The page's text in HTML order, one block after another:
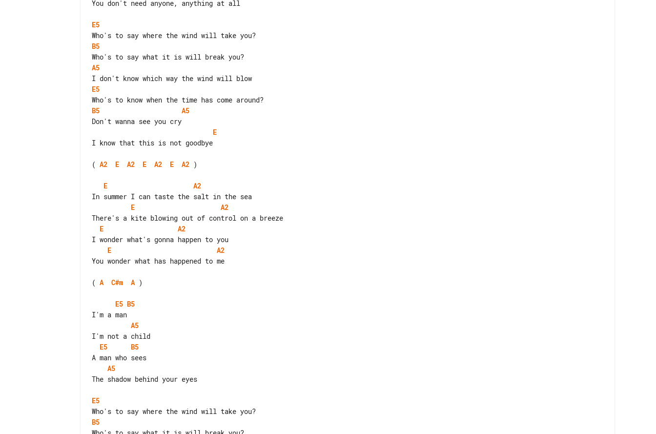
You don't need anyone, anything at all
E5
B5
A5
E5
B5
A5
E
I know that this is not goodbye
( A2 E A2 E A2 E A2 )
E
A2
E
A2
E
A2
E
A2
You wonder what has happened to me
( A C#m A )
E5 B5
A5
E5
B5
A5
The shadow behind your eyes
E5
B5